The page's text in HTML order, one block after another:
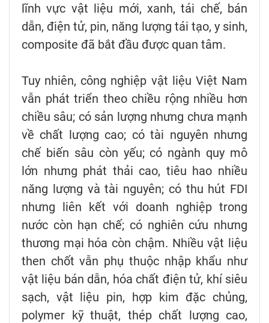
lĩnh vực vật liệu mới, xanh, tái chế, bán
dẫn, điện tử, pin, năng lượng tái tạo, y sinh,
composite đã bắt đầu được quan tâm.
Tuy nhiên, công nghiệp vật liệu Việt Nam
vẫn phát triển theo chiều rộng nhiều hơn
chiều sâu; có sản lượng nhưng chưa mạnh
về chất lượng cao; có tài nguyên nhưng
chế biến sâu còn yếu; có ngành quy mô
lớn nhưng phát thải cao, tiêu hao nhiều
năng lượng và tài nguyên; có thu hút FDI
nhưng liên kết với doanh nghiệp trong
nước còn hạn chế; có nghiên cứu nhưng
thương mại hóa còn chậm. Nhiều vật liệu
then chốt vẫn phụ thuộc nhập khẩu như
vật liệu bán dẫn, hóa chất điện tử, khí siêu
sạch, vật liệu pin, hợp kim đặc chủng,
polymer kỹ thuật, thép chất lượng cao,